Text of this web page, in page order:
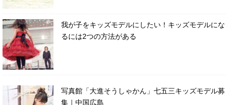
我が子をキッズモデルにしたい！キッズモデルにな
るには2つの方法がある
写真館「大進そうしゃかん」七五三キッズモデル募
集｜中国広島